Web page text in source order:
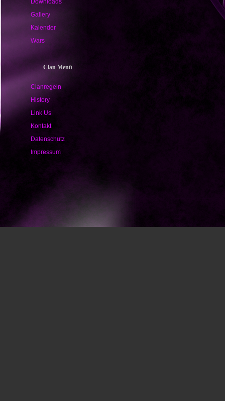
Downloads
Gallery
Kalender
Wars
Clan Menü
Clanregeln
History
Link Us
Kontakt
Datenschutz
Impressum